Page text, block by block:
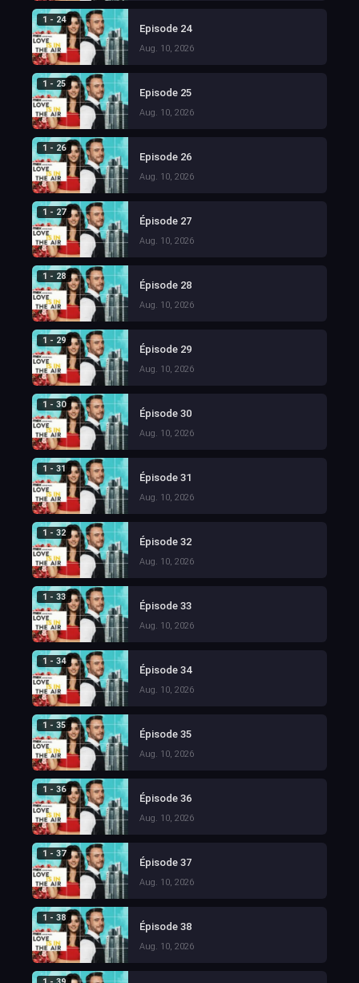
1 - 24
Episode 24
Aug. 10, 2026
1 - 25
Episode 25
Aug. 10, 2026
1 - 26
Episode 26
Aug. 10, 2026
1 - 27
Épisode 27
Aug. 10, 2026
1 - 28
Épisode 28
Aug. 10, 2026
1 - 29
Épisode 29
Aug. 10, 2026
1 - 30
Épisode 30
Aug. 10, 2026
1 - 31
Épisode 31
Aug. 10, 2026
1 - 32
Épisode 32
Aug. 10, 2026
1 - 33
Épisode 33
Aug. 10, 2026
1 - 34
Épisode 34
Aug. 10, 2026
1 - 35
Épisode 35
Aug. 10, 2026
1 - 36
Épisode 36
Aug. 10, 2026
1 - 37
Épisode 37
Aug. 10, 2026
1 - 38
Épisode 38
Aug. 10, 2026